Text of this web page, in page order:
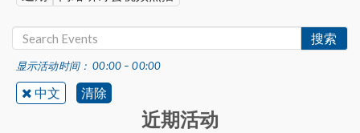
搜索
显示活动时间： 00:00 – 00:00
中文 清除
近期活动